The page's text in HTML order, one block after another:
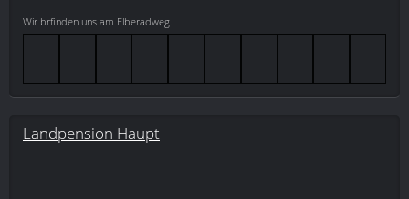
Wir brfinden uns am Elberadweg.
Landpension Haupt